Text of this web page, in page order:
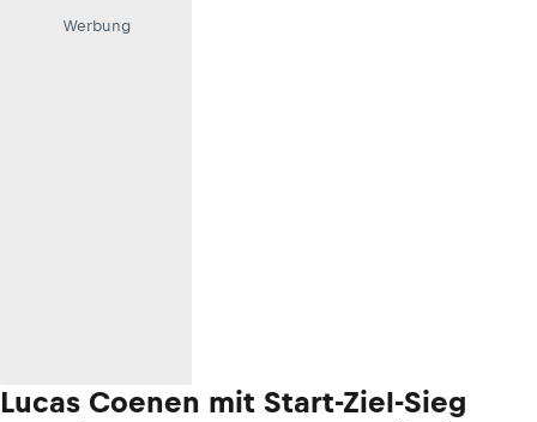
Werbung
Lucas Coenen mit Start-Ziel-Sieg